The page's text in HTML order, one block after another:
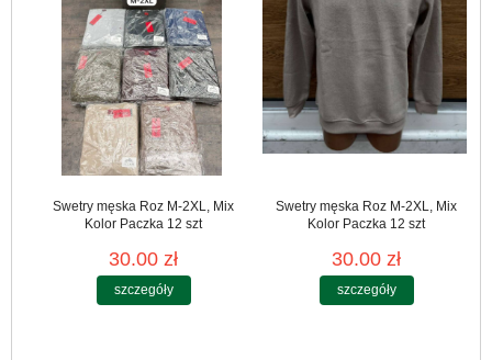
Swetry męska Roz M-2XL, Mix
Kolor Paczka 12 szt
30.00 zł
szczegóły
Swetry męska Roz M-2XL, Mix
Kolor Paczka 12 szt
30.00 zł
szczegóły